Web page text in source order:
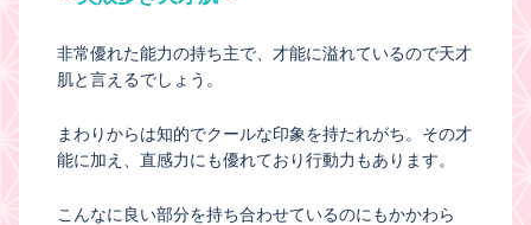
非常優れた能力の持ち主で、才能に溢れているので天才
肌と言えるでしょう。
まわりからは知的でクールな印象を持たれがち。その才
能に加え、直感力にも優れており行動力もあります。
こんなに良い部分を持ち合わせているのにもかかわら